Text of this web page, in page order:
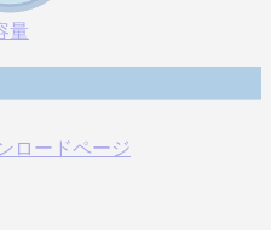
量
ロードページ